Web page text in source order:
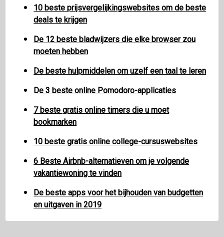
10 beste prijsvergelijkingswebsites om de beste
deals te krijgen
De 12 beste bladwijzers die elke browser zou
moeten hebben
De beste hulpmiddelen om uzelf een taal te leren
De 3 beste online Pomodoro-applicaties
7 beste gratis online timers die u moet
bookmarken
10 beste gratis online college-cursuswebsites
6 Beste Airbnb-alternatieven om je volgende
vakantiewoning te vinden
De beste apps voor het bijhouden van budgetten
en uitgaven in 2019